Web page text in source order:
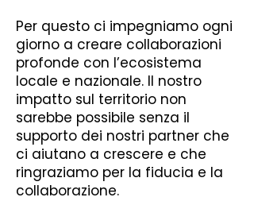
Per questo ci impegniamo ogni
giorno a creare collaborazioni
profonde con l’ecosistema
locale e nazionale. Il nostro
impatto sul territorio non
sarebbe possibile senza il
supporto dei nostri partner che
ci aiutano a crescere e che
ringraziamo per la fiducia e la
collaborazione.